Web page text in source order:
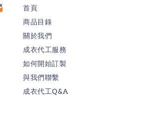
首頁
商品目錄
關於我們
成衣代工服務
如何開始訂製
與我們聯繫
成衣代工Q&A